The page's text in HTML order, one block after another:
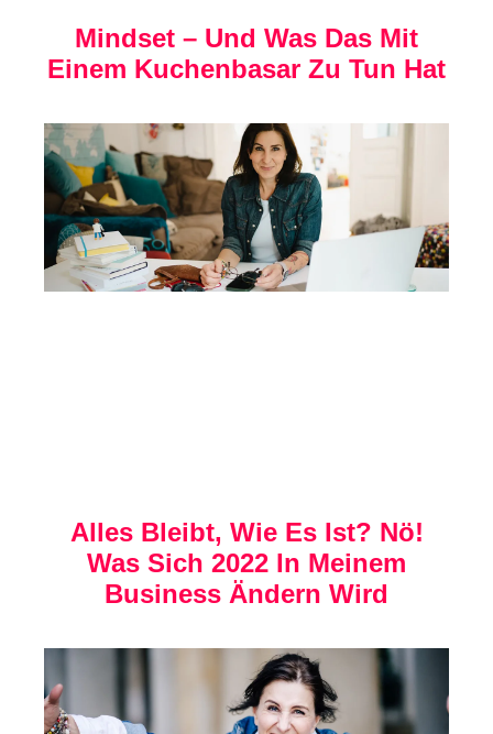
Mindset – Und Was Das Mit
Einem Kuchenbasar Zu Tun Hat
Alles Bleibt, Wie Es Ist? Nö!
Was Sich 2022 In Meinem
Business Ändern Wird